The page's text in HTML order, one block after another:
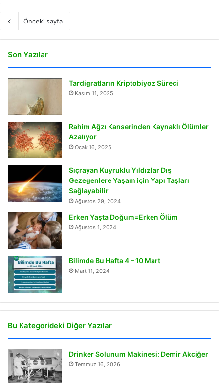
Önceki sayfa
Son Yazılar
Tardigratların Kriptobiyoz Süreci
Kasım 11, 2025
Rahim Ağzı Kanserinden Kaynaklı Ölümler
Azalıyor
Ocak 16, 2025
Sıçrayan Kuyruklu Yıldızlar Dış
Gezegenlere Yaşam için Yapı Taşları
Sağlayabilir
Ağustos 29, 2024
Erken Yaşta Doğum=Erken Ölüm
Ağustos 1, 2024
Bilimde Bu Hafta 4 – 10 Mart
Mart 11, 2024
Bu Kategorideki Diğer Yazılar
Drinker Solunum Makinesi: Demir Akciğer
Temmuz 16, 2026